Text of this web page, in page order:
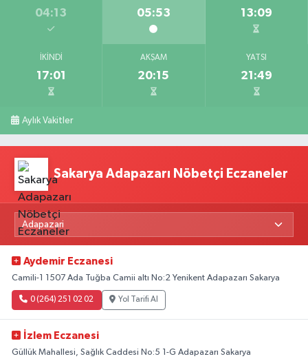
04:13 05:53 13:09
İKINDI
17:01
AKŞAM
20:15
YATSI
21:49
Aylık Vakitler
Sakarya Adapazarı Nöbetçi Eczaneler
Aydemir Eczanesi
Camili-1 1507 Ada Tuğba Camii altı No:2 Yenikent Adapazarı Sakarya
0 (264) 251 02 02 Yol Tarifi Al
İzlem Eczanesi
Güllük Mahallesi, Sağlık Caddesi No:5 1-G Adapazarı Sakarya